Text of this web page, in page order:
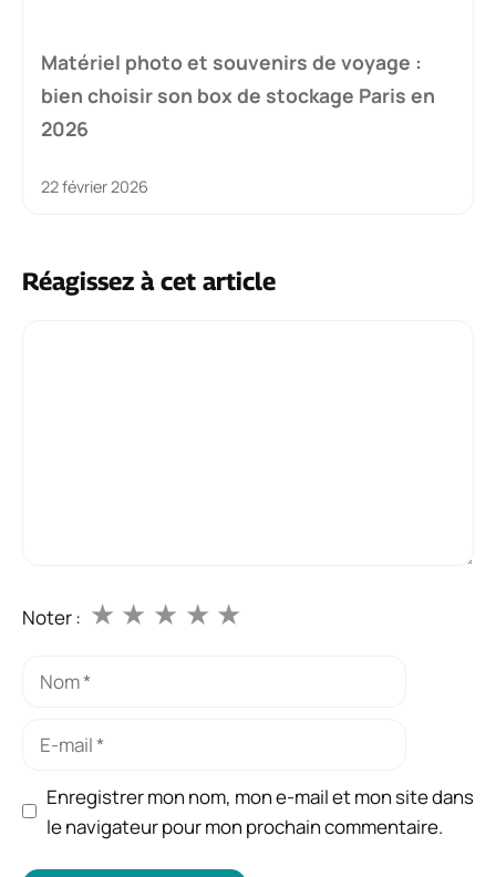
Matériel photo et souvenirs de voyage :
bien choisir son box de stockage Paris en
2026
22 février 2026
Réagissez à cet article
Noter : ★
★
★
★
★
Nom
Enregistrer mon nom, mon e-mail et mon site dans
le navigateur pour mon prochain commentaire.